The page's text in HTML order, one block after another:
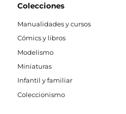
Colecciones
Manualidades y cursos
Cómics y libros
Modelismo
Miniaturas
Infantil y familiar
Coleccionismo